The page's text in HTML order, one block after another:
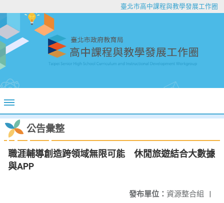
臺北市高中課程與教學發展工作圈
公告彙整
職涯輔導創造跨領域無限可能 休閒旅遊結合大數據
與APP
發布單位： 資源整合組 |